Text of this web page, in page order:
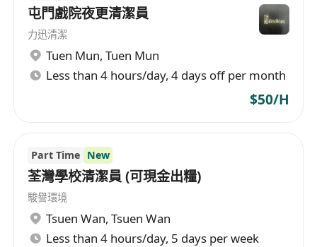
屯門戲院夜更清潔員
力迅清潔
Tuen Mun, Tuen Mun
Less than 4 hours/day, 4 days off per month
$50/H
Part Time New
荃灣學校清潔員 (可現金出糧)
駿譽環境
Tsuen Wan, Tsuen Wan
Less than 4 hours/day, 5 days per week